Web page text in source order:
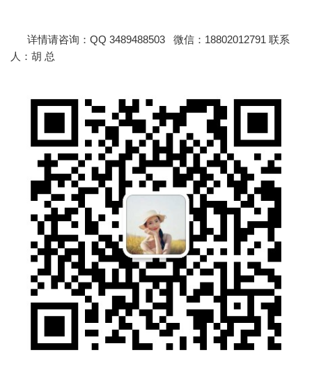
详情请咨询：QQ 3489488503 微信：18802012791 联系
人：胡 总